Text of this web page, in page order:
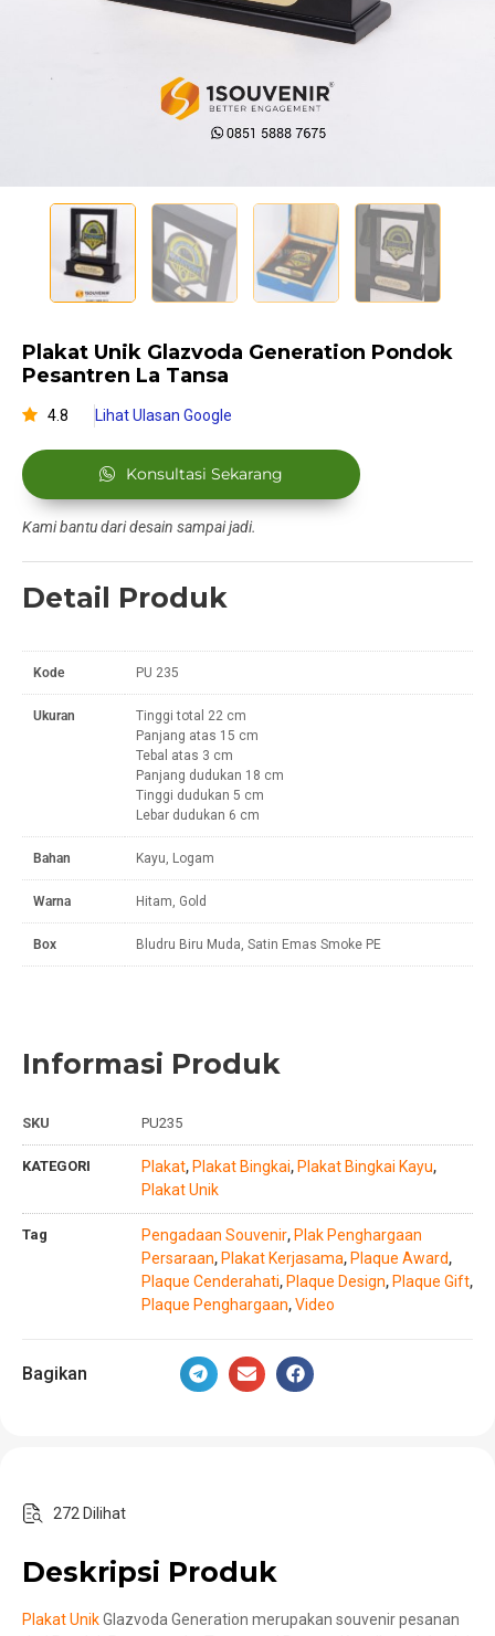
Plakat Unik Glazvoda Generation Pondok
Pesantren La Tansa
4.8 Lihat Ulasan Google
Konsultasi Sekarang
Kami bantu dari desain sampai jadi.
Detail Produk
Kode PU 235
Ukuran
Tinggi total 22 cm
Panjang atas 15 cm
Tebal atas 3 cm
Panjang dudukan 18 cm
Tinggi dudukan 5 cm
Lebar dudukan 6 cm
Bahan Kayu, Logam
Warna Hitam, Gold
Box Bludru Biru Muda, Satin Emas Smoke PE
Informasi Produk
SKU PU235
KATEGORI Plakat, Plakat Bingkai, Plakat Bingkai Kayu,
Plakat Unik
Tag Pengadaan Souvenir, Plak Penghargaan
Persaraan, Plakat Kerjasama, Plaque Award,
Plaque Cenderahati, Plaque Design, Plaque Gift,
Plaque Penghargaan, Video
Bagikan
272 Dilihat
Deskripsi Produk
Plakat UnikGlazvoda Generation merupakan souvenir pesanan